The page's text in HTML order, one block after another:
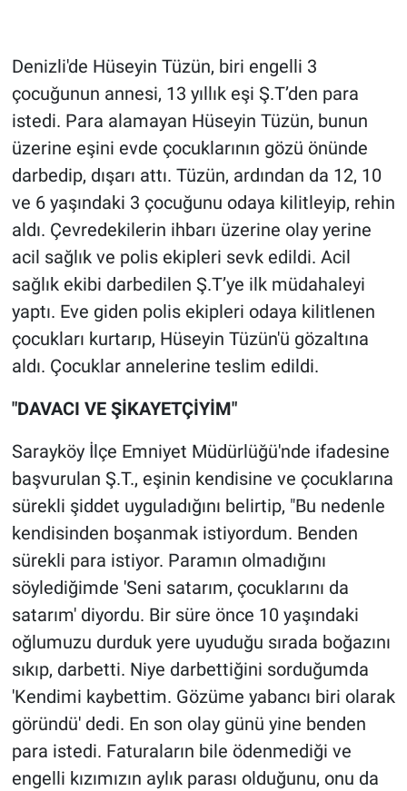
Denizli'de Hüseyin Tüzün, biri engelli 3
çocuğunun annesi, 13 yıllık eşi Ş.T’den para
istedi. Para alamayan Hüseyin Tüzün, bunun
üzerine eşini evde çocuklarının gözü önünde
darbedip, dışarı attı. Tüzün, ardından da 12, 10
ve 6 yaşındaki 3 çocuğunu odaya kilitleyip, rehin
aldı. Çevredekilerin ihbarı üzerine olay yerine
acil sağlık ve polis ekipleri sevk edildi. Acil
sağlık ekibi darbedilen Ş.T’ye ilk müdahaleyi
yaptı. Eve giden polis ekipleri odaya kilitlenen
çocukları kurtarıp, Hüseyin Tüzün'ü gözaltına
aldı. Çocuklar annelerine teslim edildi.
"DAVACI VE ŞİKAYETÇİYİM"
Sarayköy İlçe Emniyet Müdürlüğü'nde ifadesine
başvurulan Ş.T., eşinin kendisine ve çocuklarına
sürekli şiddet uyguladığını belirtip, "Bu nedenle
kendisinden boşanmak istiyordum. Benden
sürekli para istiyor. Paramın olmadığını
söylediğimde 'Seni satarım, çocuklarını da
satarım' diyordu. Bir süre önce 10 yaşındaki
oğlumuzu durduk yere uyuduğu sırada boğazını
sıkıp, darbetti. Niye darbettiğini sorduğumda
'Kendimi kaybettim. Gözüme yabancı biri olarak
göründü' dedi. En son olay günü yine benden
para istedi. Faturaların bile ödenmediği ve
engelli kızımızın aylık parası olduğunu, onu da
İlan
Kimdir
Koronavirüs
Kültür Sanat
Ne demişti
Nedir
Popüler
Sağlık
Spor
Teknoloji
Türkiye'nin Geleceği
Türkiye'nin Gündemi
Yerel Gündem
Yerel Yaşam
Canlı Yayın